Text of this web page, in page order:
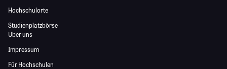
Hochschulorte
Studienplatzbörse
Über uns
Impressum
Für Hochschulen